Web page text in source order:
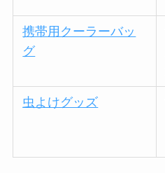
携帯用クーラーバッ
グ
虫よけグッズ